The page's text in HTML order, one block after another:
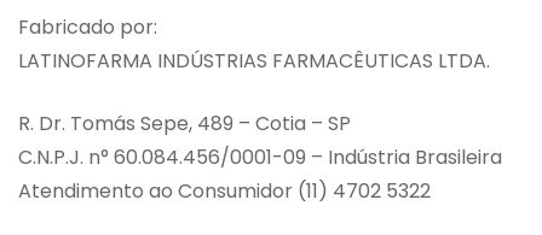
Fabricado por:
LATINOFARMA INDÚSTRIAS FARMACÊUTICAS LTDA.
R. Dr. Tomás Sepe, 489 – Cotia – SP
C.N.P.J. n° 60.084.456/0001-09 – Indústria Brasileira
Atendimento ao Consumidor (11) 4702 5322